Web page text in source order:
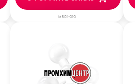
id801-010